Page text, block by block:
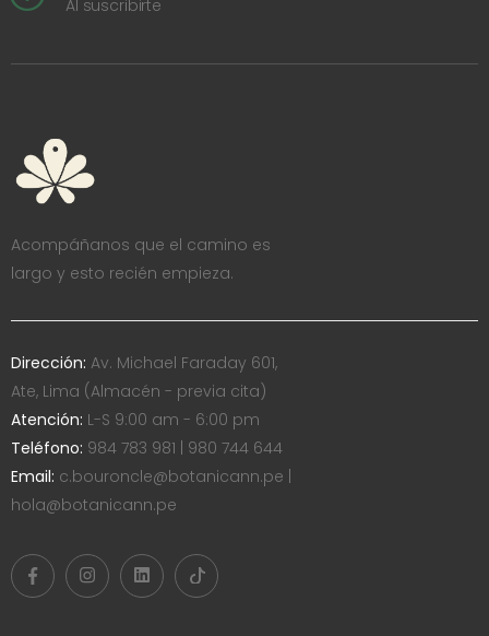
Al suscribirte
Acompáñanos que el camino es
largo y esto recién empieza.
Dirección: Av. Michael Faraday 601,
Ate, Lima (Almacén - previa cita)
Atención: L-S 9:00 am - 6:00 pm
Teléfono: 984 783 981 | 980 744 644
Email: c.bouroncle@botanicann.pe |
hola@botanicann.pe